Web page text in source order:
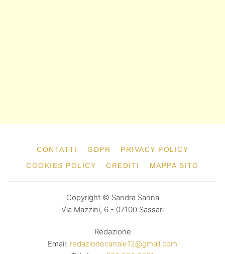
CONTATTI GDPR
PRIVACY POLICY
COOKIES POLICY
CREDITI MAPPA SITO
Copyright © Sandra Sanna
Via Mazzini, 6 - 07100 Sassari
Redazione
Email: redazionecanale12@gmail.com